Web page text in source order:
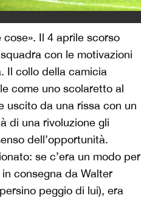
Il 4 aprile scorso
con le motivazioni
Il collo della camicia
come uno scolaretto al
uscito da una rissa con un
di una rivoluzione gli
dell’opportunità.
se c’era un modo per
consegna da Walter
peggio di lui), era